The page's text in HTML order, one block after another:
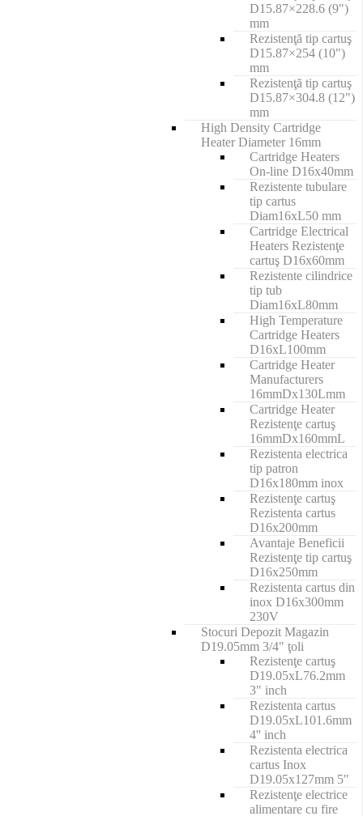
D15.87×228.6 (9")
mm
Rezistenţă tip cartuş
D15.87×254 (10")
mm
Rezistenţă tip cartuş
D15.87×304.8 (12")
mm
High Density Cartridge
Heater Diameter 16mm
Cartridge Heaters
On-line D16x40mm
Rezistente tubulare
tip cartus
Diam16xL50 mm
Cartridge Electrical
Heaters Rezistenţe
cartuş D16x60mm
Rezistente cilindrice
tip tub
Diam16xL80mm
High Temperature
Cartridge Heaters
D16xL100mm
Cartridge Heater
Manufacturers
16mmDx130Lmm
Cartridge Heater
Rezistenţe cartuş
16mmDx160mmL
Rezistenta electrica
tip patron
D16x180mm inox
Rezistenţe cartuş
Rezistenta cartus
D16x200mm
Avantaje Beneficii
Rezistenţe tip cartuş
D16x250mm
Rezistenta cartus din
inox D16x300mm
230V
Stocuri Depozit Magazin
D19.05mm 3/4" ţoli
Rezistenţe cartuş
D19.05xL76.2mm
3" inch
Rezistenta cartus
D19.05xL101.6mm
4'' inch
Rezistenta electrica
cartus Inox
D19.05x127mm 5"
Rezistenţe electrice
alimentare cu fire